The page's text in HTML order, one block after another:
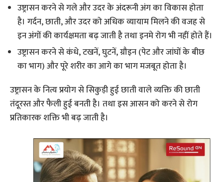
उष्ट्रासन करने से गले और उदर के अंदरूनी अंग का विकास होता
है। गर्दन, छाती, और उदर को अधिक व्यायाम मिलने की वजह से
इन अंगों की कार्यक्षमता बढ़ जाती है तथा इनमे रोग भी नहीं होते हैं।
उष्ट्रासन करने से कंधे, टखनें, घुटनें, ग्रौइन (पेट और जांघों के बीछ
का भाग) और पूरे शरीर का आगे का भाग मजबूत होता है।
उष्ट्रासन के नित्य प्रयोग से सिकुड़ी हुई छाती वाले व्यक्ति की छाती
तंदूरस्त और फैली हुई बनती है। तथा इस आसन को करने से रोग
प्रतिकारक शक्ति भी बढ़ जाती है।